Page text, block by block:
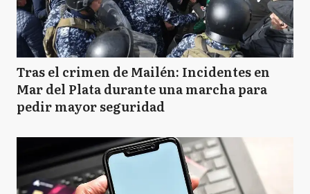
Tras el crimen de Mailén: Incidentes en
Mar del Plata durante una marcha para
pedir mayor seguridad